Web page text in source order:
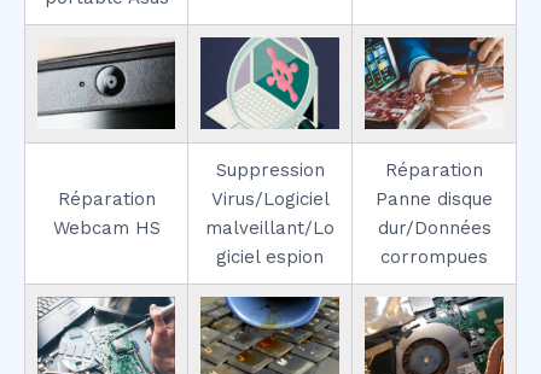
Réparation
Webcam HS
Suppression
Virus/Logiciel
malveillant/Lo
giciel espion
Réparation
Panne disque
dur/Données
corrompues